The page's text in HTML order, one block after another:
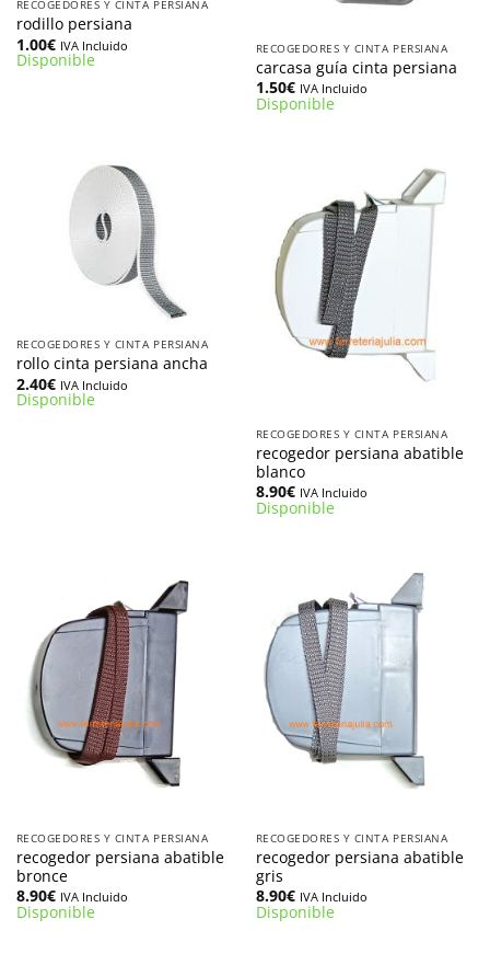
RECOGEDORES Y CINTA PERSIANA
rodillo persiana
1.00€ IVA Incluido
Disponible
RECOGEDORES Y CINTA PERSIANA
carcasa guía cinta persiana
1.50€ IVA Incluido
Disponible
RECOGEDORES Y CINTA PERSIANA
rollo cinta persiana ancha
2.40€ IVA Incluido
Disponible
RECOGEDORES Y CINTA PERSIANA
recogedor persiana abatible
blanco
8.90€ IVA Incluido
Disponible
RECOGEDORES Y CINTA PERSIANA
recogedor persiana abatible
bronce
8.90€ IVA Incluido
Disponible
RECOGEDORES Y CINTA PERSIANA
recogedor persiana abatible
gris
8.90€ IVA Incluido
Disponible